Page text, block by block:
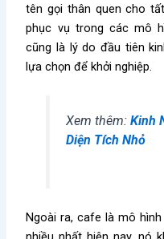
tên gọi thân quen cho
phục vụ trong các mô
cũng là lý do đầu tiên
lựa chọn để khởi nghiệp.
Xem thêm: Kinh
Diện Tích Nhỏ
Ngoài ra, cafe là mô